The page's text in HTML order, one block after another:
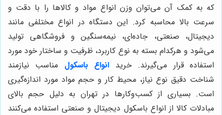
که به کمک آن می‌توان وزن انواع مواد و کالاها را با دقت و
سرعت بالا محاسبه کرد. این دستگاه در انواع مختلفی مانند
دیجیتال، صنعتی، جاده‌ای، نیمه‌سنگین و فروشگاهی تولید
می‌شود و هرکدام بسته به نوع کاربرد، ظرفیت و ساختار خود مورد
استفاده قرار می‌گیرند. خرید انواع باسکول مناسب نیازمند
شناخت دقیق نوع نیاز، محیط کار و حجم مواد مورد اندازه‌گیری
است. بسیاری از کسب‌وکارها در تهران به دلیل حجم بالای
مبادلات کالا از انواع باسکول دیجیتال و صنعتی استفاده می‌کنند